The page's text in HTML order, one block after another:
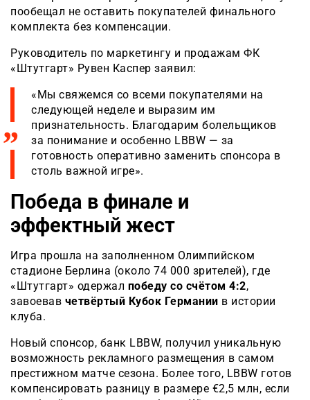
пообещал не оставить покупателей финального
комплекта без компенсации.
Руководитель по маркетингу и продажам ФК
«Штутгарт» Рувен Каспер заявил:
«Мы свяжемся со всеми покупателями на
следующей неделе и выразим им
признательность. Благодарим болельщиков
за понимание и особенно LBBW — за
готовность оперативно заменить спонсора в
столь важной игре».
Победа в финале и
эффектный жест
Игра прошла на заполненном Олимпийском
стадионе Берлина (около 74 000 зрителей), где
«Штутгарт» одержал победу со счётом 4:2,
завоевав четвёртый Кубок Германии в истории
клуба.
Новый спонсор, банк LBBW, получил уникальную
возможность рекламного размещения в самом
престижном матче сезона. Более того, LBBW готов
компенсировать разницу в размере €2,5 млн, если